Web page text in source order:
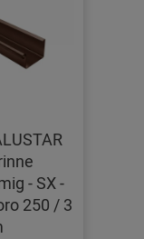
- SX -
250 / 3